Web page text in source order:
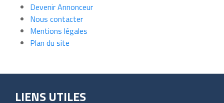
Devenir Annonceur
Nous contacter
Mentions légales
Plan du site
LIENS UTILES